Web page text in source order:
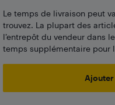
Le temps de livraison peut
trouvez. La plupart des
l’entrepôt du vendeur dans
temps supplémentaire pour